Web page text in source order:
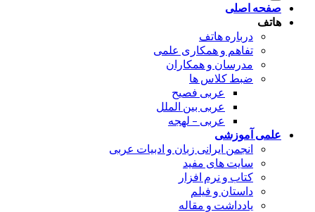
صفحه اصلی
هاتف
درباره هاتف
تفاهم و همکاری علمی
مدرسان و همکاران
ضبط کلاس ها
عربی فصیح
عربی بین الملل
عربی – لهجه
علمی آموزشی
انجمن ایرانی زبان و ادبیات عربی
سایت های مفید
کتاب و نرم افزار
داستان و فیلم
یادداشت و مقاله